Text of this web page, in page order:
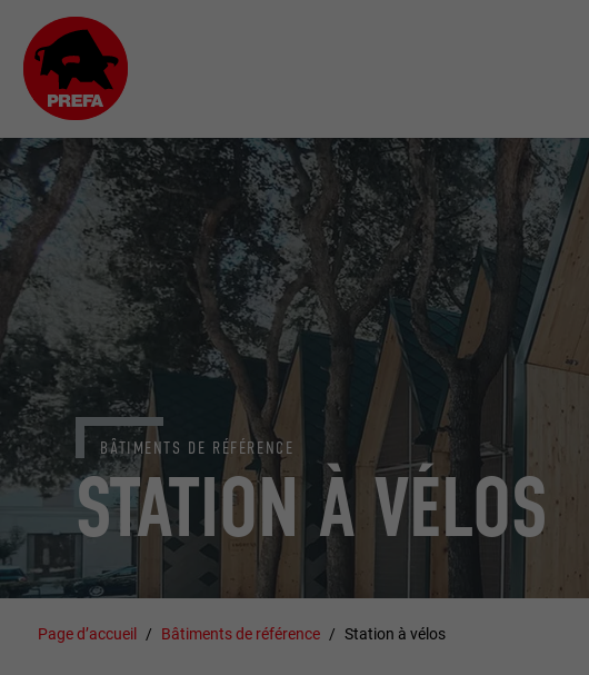
STATION À VÉLOS
BÂTIMENTS DE RÉFÉRENCE
Page d’accueil Bâtiments de référence Station à vélos